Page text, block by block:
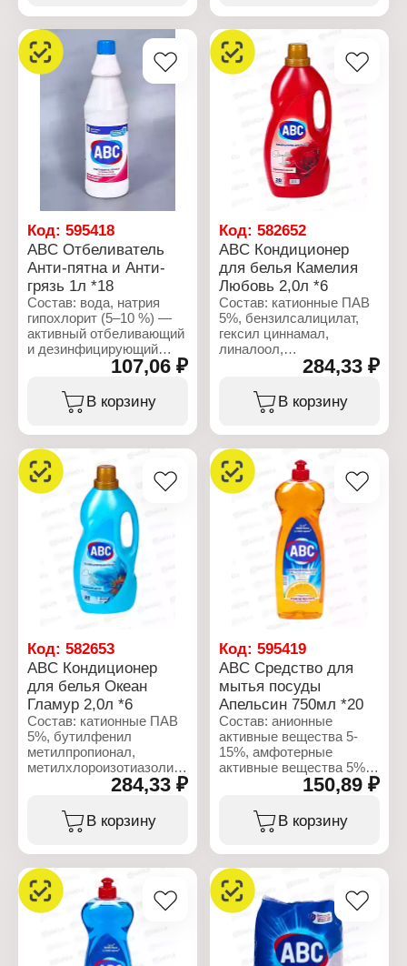
бензилсалициат),
изопропиловый спирт
<5%.
Характеристики:
Бренд: ABC
Тип товара: Моющее
Вид: Средство для
мытья полов
Вариация: и
поверхностей
Название: "Magic
Garden"
Объем: 900 мл
изопропиловый спирт
5%.
Характеристики:
Бренд: ABC
Тип товара: Моющее
средство
Вид: Средство для
мытья полов
Вариация: и
поверхностей
Объем: 900 мл
Код: 595418
ABC Отбеливатель
Анти-пятна и Анти-
грязь 1л *18
Состав: вода, натрия
гипохлорит (5–10 %) —
активный отбеливающий
и дезинфицирующий
компонент, жидкое мыло,
лимонная кислота,
отдушка, желтый
краситель (CI 11680),
Характеристики:
Бренд: ABC
Тип товара:
Отбеливатель
Назначение: для стирки
и уборки
Название: "Анти-пятна и
Анти-грязь"
Объем: 1 л
107,06 ₽
В корзину
Код:582652
ABC Кондиционер
для белья Камелия
Любовь 2,0л *6
Состав: катионные ПАВ
5%, бензилсалицилат,
гексил циннамал,
линалоол,
метилхлороизотиазолинон,
метилизотиазолинон.
Характеристики:
для белья
Название: "Camellia
Love"
Объем: 2 л
284,33 ₽
В корзину
Код: 582653
ABC Кондиционер
для белья Океан
Гламур 2,0л *6
Состав: катионные ПАВ
5%, бутилфенил
метилпропионал,
метилхлороизотиазолинон,
метилизотиазолинон.
Характеристики:
Бренд: ABC
Название: "Ocean
Glamour"
Объем: 2 л
284,33 ₽
В корзину
Код:595419
ABC Средство для
мытья посуды
Апельсин 750мл *20
Состав: анионные
активные вещества 5-
15%, амфотерные
активные вещества 5%,
неионогенные активные
лимонен, цитраль,
метилизотиазолинон,
Характеристики:
Бренд: ABC
Тип товара: Средство
для мытья посуды
Название: "Orange"
Объем: 750 мл
150,89 ₽
В корзину